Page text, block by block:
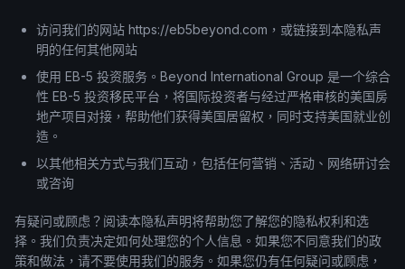
English 简体中文
한국어 Español
访问我们的网站 https://eb5beyond.com，或链接到本隐私声
明的任何其他网站
使用 EB-5 投资服务。Beyond International Group 是一个综合
性 EB-5 投资移民平台，将国际投资者与经过严格审核的美国房
地产项目对接，帮助他们获得美国居留权，同时支持美国就业创
造。
以其他相关方式与我们互动，包括任何营销、活动、网络研讨会
或咨询
有疑问或顾虑？阅读本隐私声明将帮助您了解您的隐私权利和选
择。我们负责决定如何处理您的个人信息。如果您不同意我们的政
策和做法，请不要使用我们的服务。如果您仍有任何疑问或顾虑，